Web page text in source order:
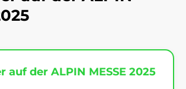
auf der ALPIN MESSE 2025